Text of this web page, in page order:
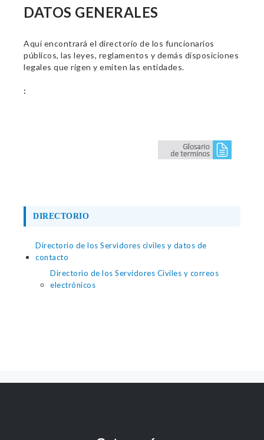
DATOS GENERALES
Aquí encontrará el directorio de los funcionarios
públicos, las leyes, reglamentos y demás disposiciones
legales que rigen y emiten las entidades.
:
DIRECTORIO
Directorio de los Servidores civiles y datos de
contacto
Directorio de los Servidores Civiles y correos
electrónicos